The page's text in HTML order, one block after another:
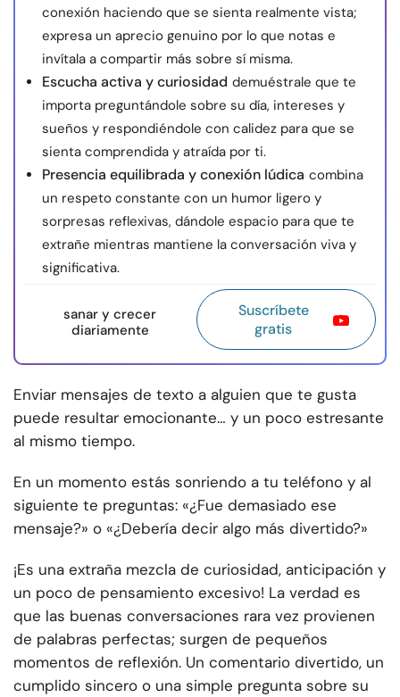
conexión haciendo que se sienta realmente vista;
expresa un aprecio genuino por lo que notas e
invítala a compartir más sobre sí misma.
Escucha activa y curiosidad demuéstrale que te
importa preguntándole sobre su día, intereses y
sueños y respondiéndole con calidez para que se
sienta comprendida y atraída por ti.
Presencia equilibrada y conexión lúdica combina
un respeto constante con un humor ligero y
sorpresas reflexivas, dándole espacio para que te
extrañe mientras mantiene la conversación viva y
significativa.
sanar y crecer
diariamente
Suscríbete
gratis
Enviar mensajes de texto a alguien que te gusta
puede resultar emocionante… y un poco estresante
al mismo tiempo.
En un momento estás sonriendo a tu teléfono y al
siguiente te preguntas: «¿Fue demasiado ese
mensaje?» o «¿Debería decir algo más divertido?»
¡Es una extraña mezcla de curiosidad, anticipación y
un poco de pensamiento excesivo! La verdad es
que las buenas conversaciones rara vez provienen
de palabras perfectas; surgen de pequeños
momentos de reflexión. Un comentario divertido, un
cumplido sincero o una simple pregunta sobre su